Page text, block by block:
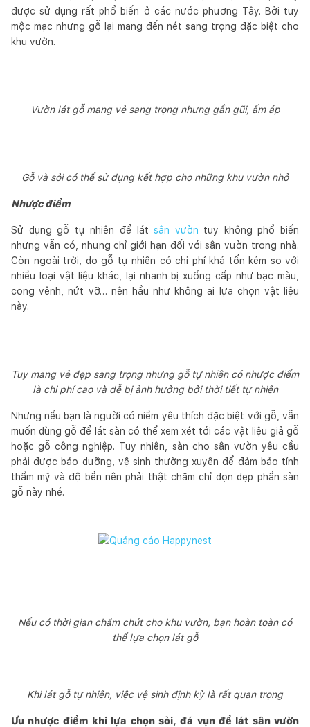
được sử dụng rất phổ biến ở các nước phương Tây. Bởi tuy
mộc mạc nhưng gỗ lại mang đến nét sang trọng đặc biệt cho
khu vườn.
Vườn lát gỗ mang vẻ sang trọng nhưng gần gũi, ấm áp
Gỗ và sỏi có thể sử dụng kết hợp cho những khu vườn nhỏ
Nhược điểm
Sử dụng gỗ tự nhiên để látsân vườn tuy không phổ biến
nhưng vẫn có, nhưng chỉ giới hạn đối với sân vườn trong nhà.
Còn ngoài trời, do gỗ tự nhiên có chi phí khá tốn kém so với
nhiều loại vật liệu khác, lại nhanh bị xuống cấp như bạc màu,
cong vênh, nứt vỡ… nên hầu như không ai lựa chọn vật liệu
này.
Tuy mang vẻ đẹp sang trọng nhưng gỗ tự nhiên có nhược điểm
là chi phí cao và dễ bị ảnh hưởng bởi thời tiết tự nhiên
Nhưng nếu bạn là người có niềm yêu thích đặc biệt với gỗ, vẫn
muốn dùng gỗ để lát sàn có thể xem xét tới các vật liệu giả gỗ
hoặc gỗ công nghiệp. Tuy nhiên, sàn cho sân vườn yêu cầu
phải được bảo dưỡng, vệ sinh thường xuyên để đảm bảo tính
thẩm mỹ và độ bền nên phải thật chăm chỉ dọn dẹp phần sàn
gỗ này nhé.
Nếu có thời gian chăm chút cho khu vườn, bạn hoàn toàn có
thể lựa chọn lát gỗ
Khi lát gỗ tự nhiên, việc vệ sinh định kỳ là rất quan trọng
Ưu nhược điểm khi lựa chọn sỏi, đá vụn để lát sân vườn